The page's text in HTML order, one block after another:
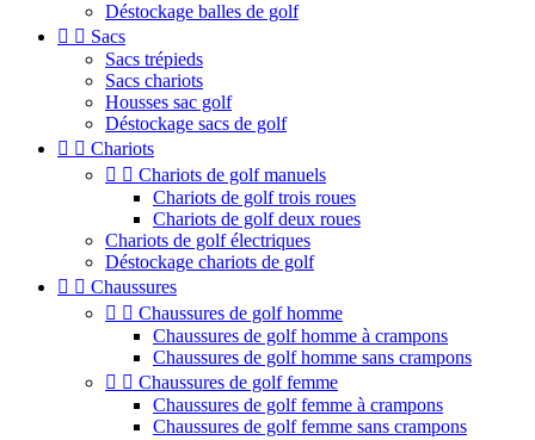
Déstockage balles de golf
  Sacs
Sacs trépieds
Sacs chariots
Housses sac golf
Déstockage sacs de golf
  Chariots
  Chariots de golf manuels
Chariots de golf trois roues
Chariots de golf deux roues
Chariots de golf électriques
Déstockage chariots de golf
  Chaussures
  Chaussures de golf homme
Chaussures de golf homme à crampons
Chaussures de golf homme sans crampons
  Chaussures de golf femme
Chaussures de golf femme à crampons
Chaussures de golf femme sans crampons